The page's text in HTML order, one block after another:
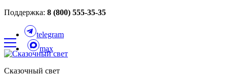
Поддержка: 8 (800) 555-35-35
telegram
max
Сказочный свет